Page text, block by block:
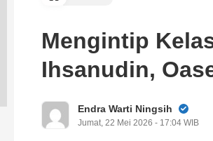
Mengintip
Ihsanudin,
Endra Warti Ningsih
Jumat, 22 Mei 2026 - 17:04 WIB